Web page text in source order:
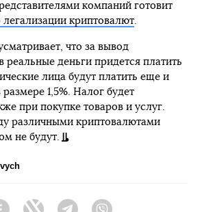
компаний готовит
легализации криптовалют.
что за вывод
реальные деньги придется платить
лица будут платить еще и
1,5%. Налог будет
при покупке товаров и услуг.
различными криптовалютами
не будут.